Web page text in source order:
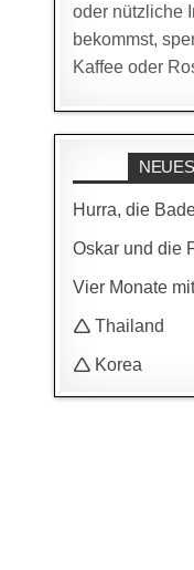
oder nützliche
bekommst,
Kaffee oder
Hurra, die
Oskar und die
Vier Monate
🛆 Thailand
🛆 Korea